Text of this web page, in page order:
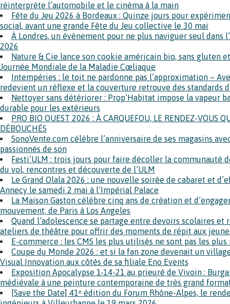
réinterprète l’automobile et le cinéma à la main
Fête du Jeu 2026 à Bordeaux : Quinze jours pour
social, avant une grande Fête du Jeu collective le 30 mai
À Londres, un événement pour ne plus naviguer seul dans
2026
Nature & Cie lance son cookie américain bio, sans gluten
Journée Mondiale de la Maladie Cœliaque
Intempéries : le toit ne pardonne pas l’approximation –
redevient un réflexe et la couverture retrouve des standards
Nettoyer sans détériorer : Prop’Habitat impose la vapeur
durable pour les extérieurs
PRO BIO OUEST 2026 : À CARQUEFOU, LE RENDEZ-VOUS
DÉBOUCHÉS
SonoVente.com célèbre l’anniversaire de ses magasins
passionnés de son
Festi’ULM : trois jours pour faire décoller la communauté
du vol, rencontres et découverte de l’ULM
Le Grand Olala 2026 : une nouvelle soirée de cabaret et
Annecy le samedi 2 mai à l’Impérial Palace
La Maison Gaston célèbre cinq ans de création et
mouvement, de Paris à Los Angeles
Quand l’adolescence se partage entre devoirs scolaires
ateliers de théâtre pour offrir des moments de répit aux
E-commerce : les CMS les plus utilisés ne sont pas les
Coupe du Monde 2026 : et si la fan zone devenait un
Visual Innovation aux côtés de sa filiale Eno Events
Exposition Apocalypse 1-14-21 au prieuré de Vivoin :
médiévale à une peinture contemporaine de très grand
[Save the Date] 41ᵉ édition du Forum Rhône-Alpes, le